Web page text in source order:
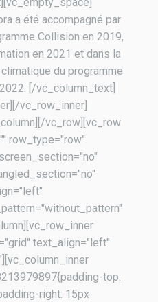
a été accompagné par
Collision en 2019,
en 2021 et dans la
du programme
[/vc_column_text]
vc_row_inner]
vc_row][vc_row
row_type="row"
text_align="left"
top:
right: 15px